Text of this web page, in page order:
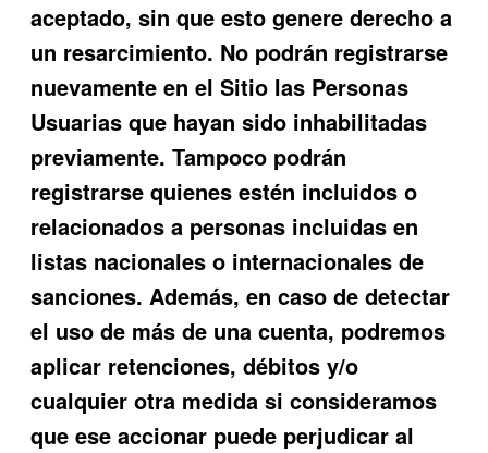
aceptado, sin que esto genere derecho a
un resarcimiento. No podrán registrarse
nuevamente en el Sitio las Personas
Usuarias que hayan sido inhabilitadas
previamente. Tampoco podrán
registrarse quienes estén incluidos o
relacionados a personas incluidas en
listas nacionales o internacionales de
sanciones. Además, encaso de detectar
el uso de más de una cuenta, podremos
aplicar retenciones, débitos y/o
cualquier otra medida si consideramos
que ese accionar puede perjudicar al